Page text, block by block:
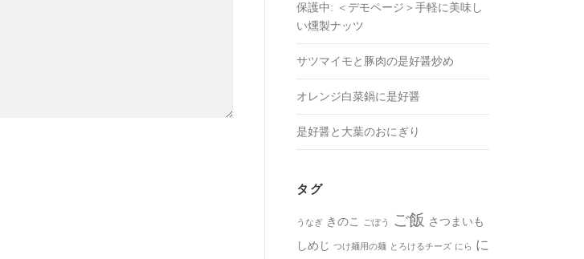
保護中: ＜デモページ＞手軽に美味し
い燻製ナッツ
サツマイモと豚肉の是好醤炒め
オレンジ白菜鍋に是好醤
是好醤と大葉のおにぎり
タグ
うなぎ きのこ ごぼう ご飯 さつまいも
しめじ つけ麺用の麺 とろけるチーズ にら に